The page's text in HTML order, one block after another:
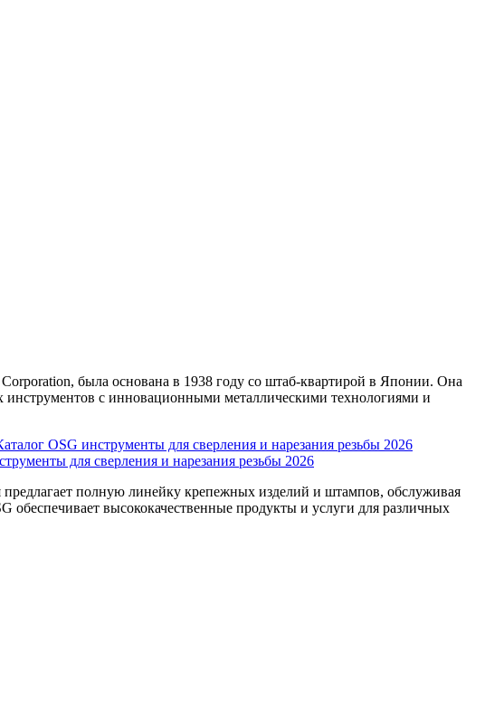
была основана в 1938 году со штаб-квартирой в Японии. Она
инструментов с инновационными металлическими технологиями и
для сверления и нарезания резьбы 2026
полную линейку крепежных изделий и штампов, обслуживая
высококачественные продукты и услуги для различных